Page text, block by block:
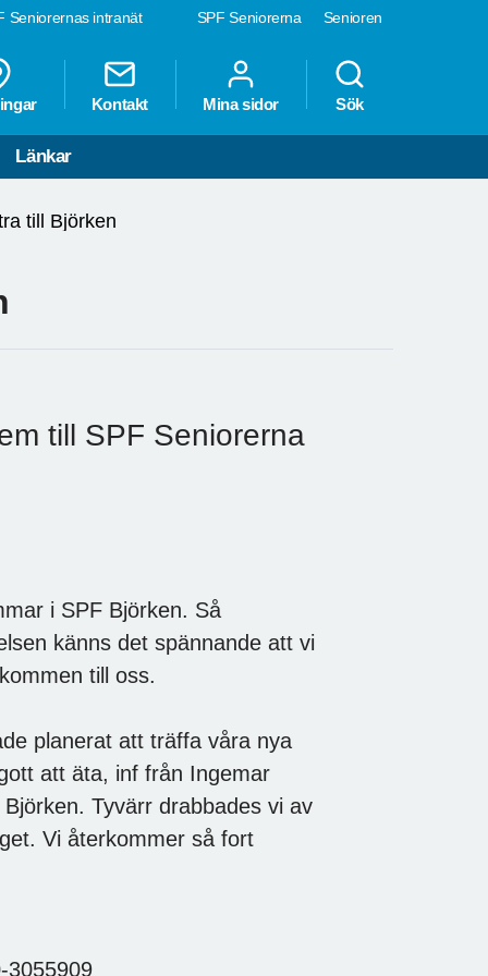
SPF Seniorerna Senioren
Seniorernas intranät
Kontakt Mina sidor Sök
Länkar
till Björken
till SPF Seniorerna
i SPF Björken. Så
känns det spännande att vi
till oss.
planerat att träffa våra nya
att äta, inf från Ingemar
Tyvärr drabbades vi av
Vi återkommer så fort
3055909